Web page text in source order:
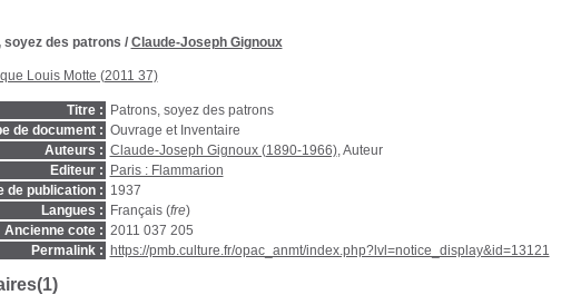
soyez des patrons / Claude-Joseph Gignoux
Louis Motte (2011 37)
Titre :
Patrons, soyez des patrons
de document : Ouvrage et Inventaire
Auteurs : Claude-Joseph Gignoux (1890-1966), Auteur
Editeur :
Paris : Flammarion
de publication : 1937
Langues :
Français (fre)
Ancienne cote : 2011 037 205
Permalink :
https://pmb.culture.fr/opac_anmt/index.php?lvl=notice_display&id=13121